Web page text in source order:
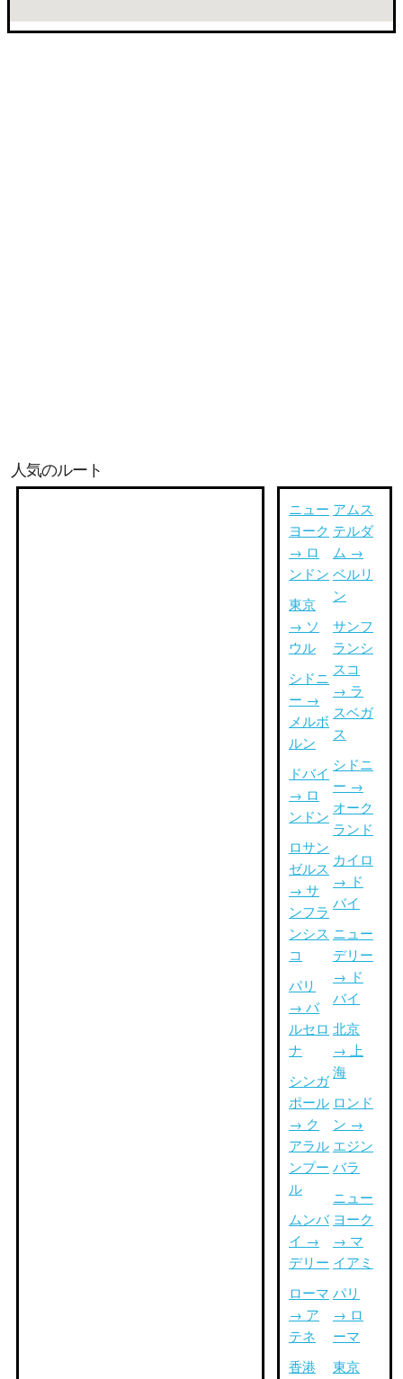
人気のルート
ニュー
ヨーク
→ ロ
ンドン
東京
→ ソ
ウル
シドニ
ー →
メルボ
ルン
ドバイ
→ ロ
ンドン
ロサン
ゼルス
→ サ
ンフラ
ンシス
コ
パリ
→ バ
ルセロ
ナ
シンガ
ポール
→ ク
アラル
ンプー
ル
ムンバ
イ →
デリー
ローマ
→ ア
テネ
香港
アムス
テルダ
ム →
ベルリ
ン
サンフ
ランシ
スコ
→ ラ
スベガ
ス
シドニ
ー →
オーク
ランド
カイロ
→ ド
バイ
ニュー
デリー
→ ド
バイ
北京
→ 上
海
ロンド
ン →
エジン
バラ
ニュー
ヨーク
→ マ
イアミ
パリ
→ ロ
ーマ
東京